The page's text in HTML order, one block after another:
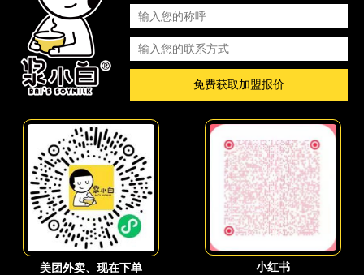
免费获取加盟报价
美团外卖、现在下单 小红书